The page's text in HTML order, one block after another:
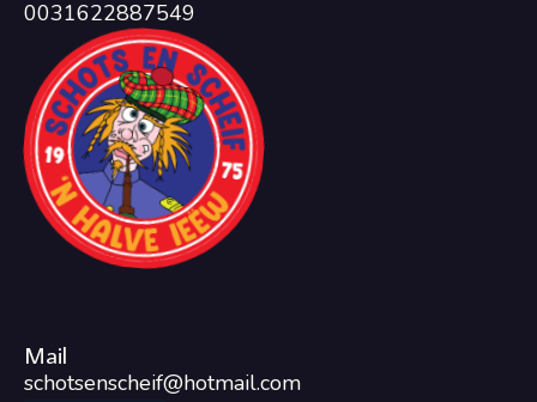
0031622887549
Mail
schotsenscheif@hotmail.com